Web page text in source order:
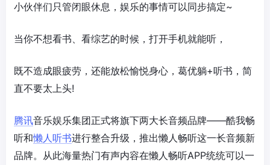
小伙伴们只管闭眼休息，娱乐的事情可以同步搞定~
当你不想看书、看综艺的时候，打开手机就能听，
既不造成眼疲劳，还能放松愉悦身心，葛优躺+听书，简
直不要太上头!
腾讯音乐娱乐集团正式将旗下两大长音频品牌——酷我畅
听和懒人听书进行整合升级，推出懒人畅听这一长音频新
品牌。从此海量热门有声内容在懒人畅听APP统统可以一